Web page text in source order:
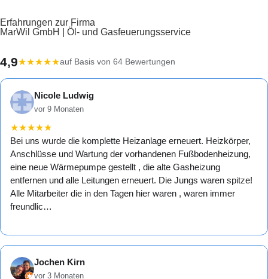
Erfahrungen zur Firma
MarWil GmbH | Öl- und Gasfeuerungsservice
4,9★★★★★auf Basis von 64 Bewertungen
Nicole Ludwig
vor 9 Monaten
★★★★★
Bei uns wurde die komplette Heizanlage erneuert. Heizkörper,
Anschlüsse und Wartung der vorhandenen Fußbodenheizung,
eine neue Wärmepumpe gestellt , die alte Gasheizung
entfernen und alle Leitungen erneuert. Die Jungs waren spitze!
Alle Mitarbeiter die in den Tagen hier waren , waren immer
freundlic…
Jochen Kirn
vor 3 Monaten